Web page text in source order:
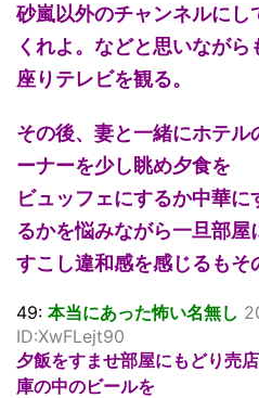
砂嵐以外のチャンネルにし
くれよ。などと思いなが
座りテレビを観る。
その後、妻と一緒にホテル
ーナーを少し眺め夕食を
ビュッフェにするか中華
るかを悩みながら一旦部屋
すこし違和感を感じるもそ
49: 本当にあった怖い名無し
ID:XwFLejt90
夕飯をすませ部屋にもどり売
庫の中のビールを